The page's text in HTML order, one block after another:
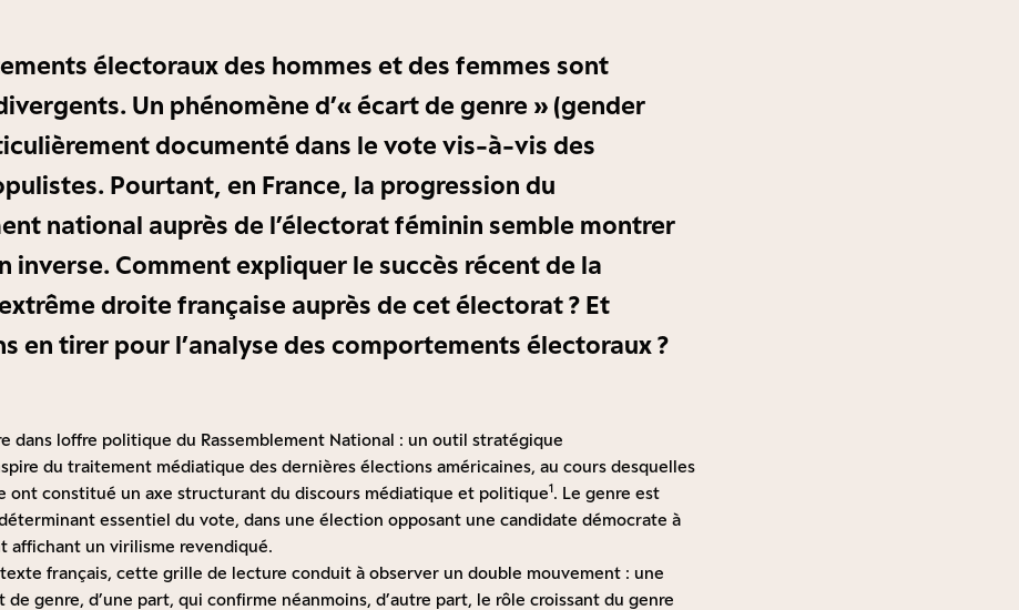
électoraux des hommes et des femmes sont
Un phénomène d’« écart de genre » (gender
documenté dans le vote vis-à-vis des
Pourtant, en France, la progression du
national auprès de l’électorat féminin semble montrer
inverse. Comment expliquer le succès récent de la
droite française auprès de cet électorat ? Et
en tirer pour l’analyse des comportements électoraux ?
dans loffre politique du Rassemblement National : un outil stratégique
du traitement médiatique des dernières élections américaines, au cours desquelles
ont constitué un axe structurant du discours médiatique et politique1. Le genre est
essentiel du vote, dans une élection opposant une candidate démocrate à
affichant un virilisme revendiqué.
français, cette grille de lecture conduit à observer un double mouvement : une
de genre, d’une part, qui confirme néanmoins, d’autre part, le rôle croissant du genre